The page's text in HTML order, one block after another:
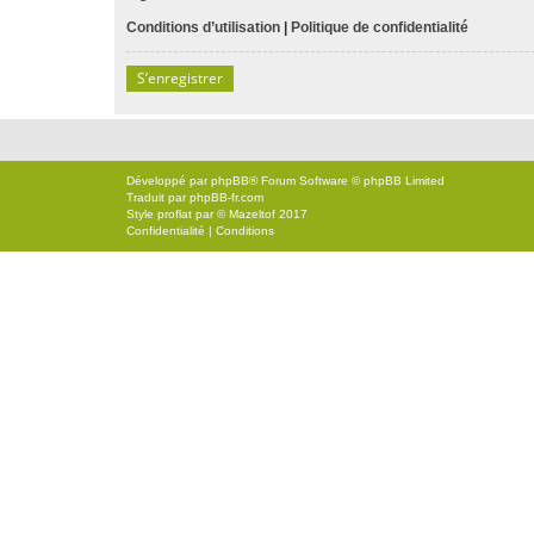
Conditions d’utilisation | Politique de confidentialité
S’enregistrer
Développé parphpBB® Forum Software © phpBB Limited
Traduit parphpBB-fr.com
Style proflat par ©Mazeltof 2017
Confidentialité | Conditions